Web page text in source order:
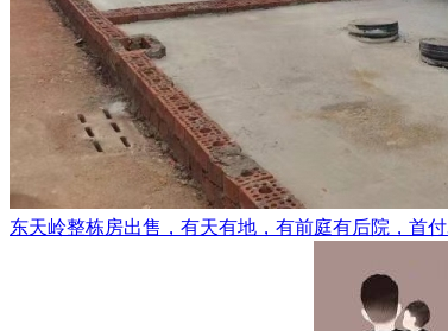
东天岭整栋房出售，有天有地，有前庭有后院，首